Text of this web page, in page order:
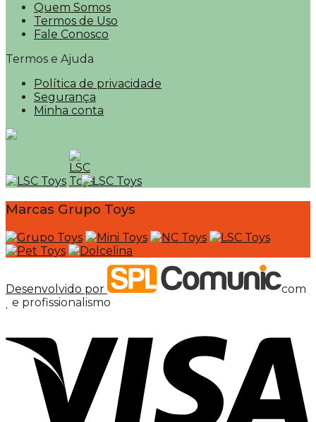
Quem Somos
Termos de Uso
Fale Conosco
Termos e Ajuda
Política de privacidade
Segurança
Minha conta
Marcas Grupo Toys
Desenvolvido por
com
e profissionalismo